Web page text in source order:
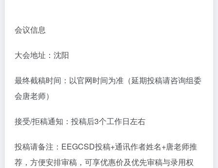
会议信息
大会地址：沈阳
最终截稿时间：以官网时间为准（延期投稿请咨询组委
会唐老师）
接受/拒稿通知：投稿后3个工作日左右
投稿请备注：EEGCSD投稿+通讯作者姓名+唐老师推
荐，方便安排审稿，可享优惠价及优先审稿与录用权